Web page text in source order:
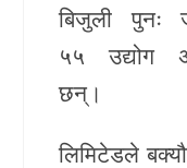
बिजुली पुनः
५५ उद्योग
छन्।
लिमिटेडले